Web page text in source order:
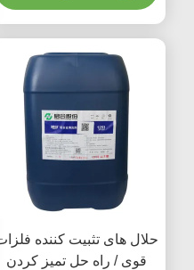
حلال های تثبیت کننده فلزات
قوی / راه حل تمیز کردن